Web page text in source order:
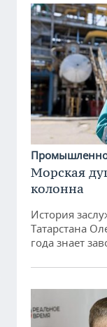
Морская
колонна
История
Татарстана
года знает